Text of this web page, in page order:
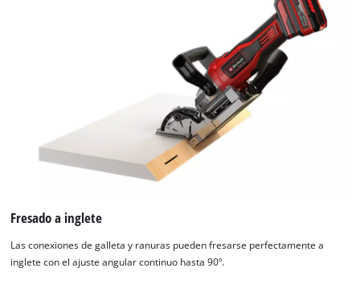
Fresado a inglete
Las conexiones de galleta y ranuras pueden fresarse perfectamente a
inglete con el ajuste angular continuo hasta 90º.